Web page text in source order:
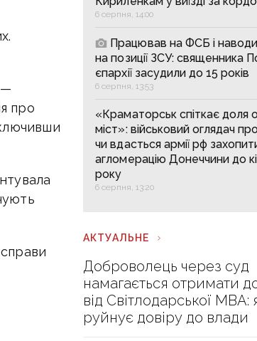
—
про
6 серпня, 14:00
Працював на ФСБ і
на позиції ЗСУ: священника
єпархії засудили до 15 років
6 серпня, 13:53
«Краматорськ спіткає доля
міст»: військовий оглядач
чи вдасться армії рф
агломерацію Донеччини до
року
6 серпня, 13:20
АКТУАЛЬНЕ
Доброволець через суд
намагається отримати
від Світлодарської МВА:
руйнує довіру до влади